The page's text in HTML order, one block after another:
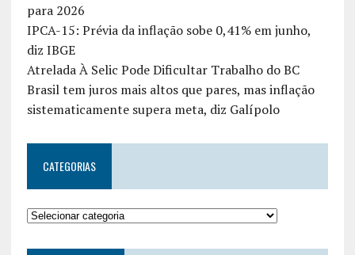
para 2026
IPCA-15: Prévia da inflação sobe 0,41% em junho,
diz IBGE
Atrelada À Selic Pode Dificultar Trabalho do BC
Brasil tem juros mais altos que pares, mas inflação
sistematicamente supera meta, diz Galípolo
CATEGORIAS